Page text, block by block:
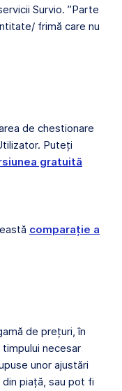
Survio. ”Parte
frimă care nu
de chestionare
Puteți
gratuită
comparație a
de prețuri, în
necesar
unor ajustări
piață, sau pot fi